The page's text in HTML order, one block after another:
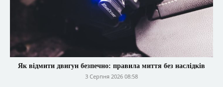
Як відмити двигун безпечно: правила миття без наслідків
3 Серпня 2026 08:58